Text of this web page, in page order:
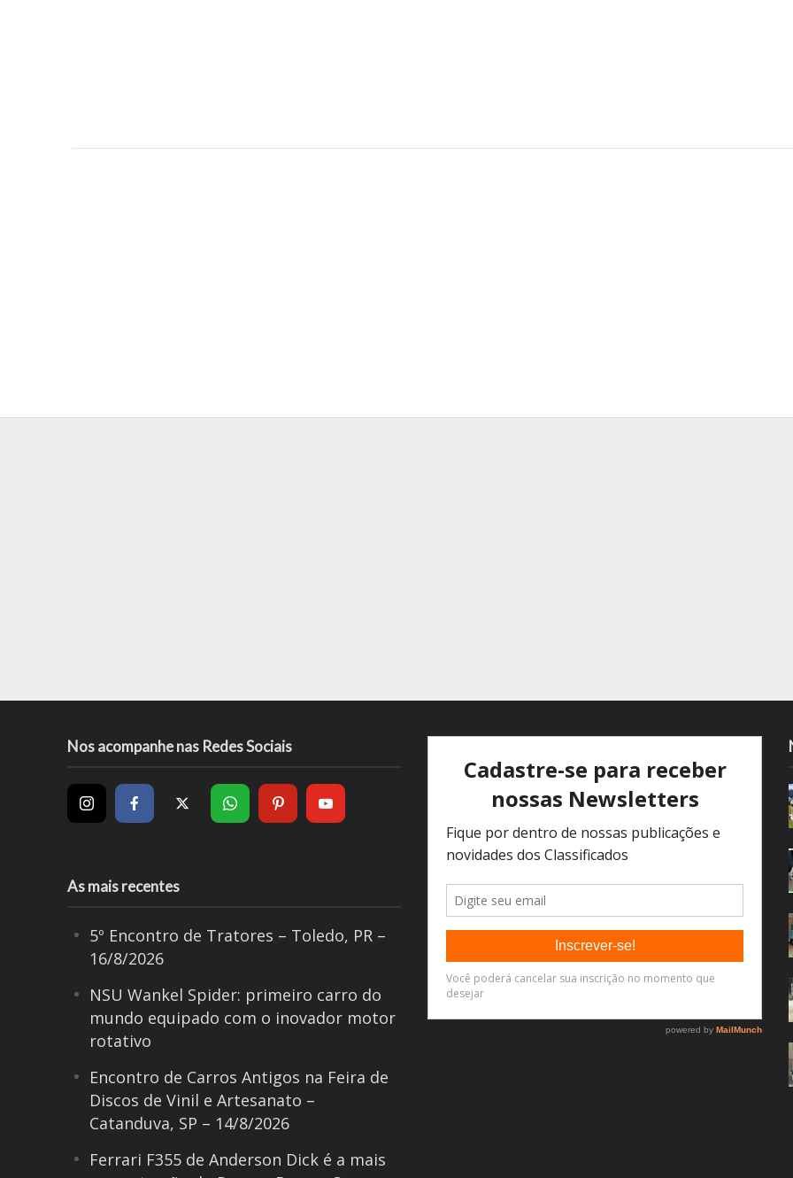
Nos acompanhe nas Redes Sociais
As mais recentes
5º Encontro de Tratores – Toledo, PR –
16/8/2026
NSU Wankel Spider: primeiro carro do
mundo equipado com o inovador motor
rotativo
Encontro de Carros Antigos na Feira de
Discos de Vinil e Artesanato –
Catanduva, SP – 14/8/2026
Ferrari F355 de Anderson Dick é a mais